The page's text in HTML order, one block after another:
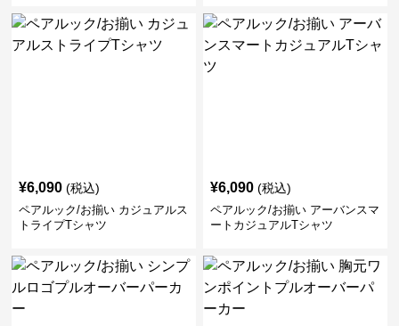
¥6,090 (税込)
ペアルック/お揃い カジュアルス
トライプTシャツ
¥6,090 (税込)
ペアルック/お揃い アーバンスマ
ートカジュアルTシャツ